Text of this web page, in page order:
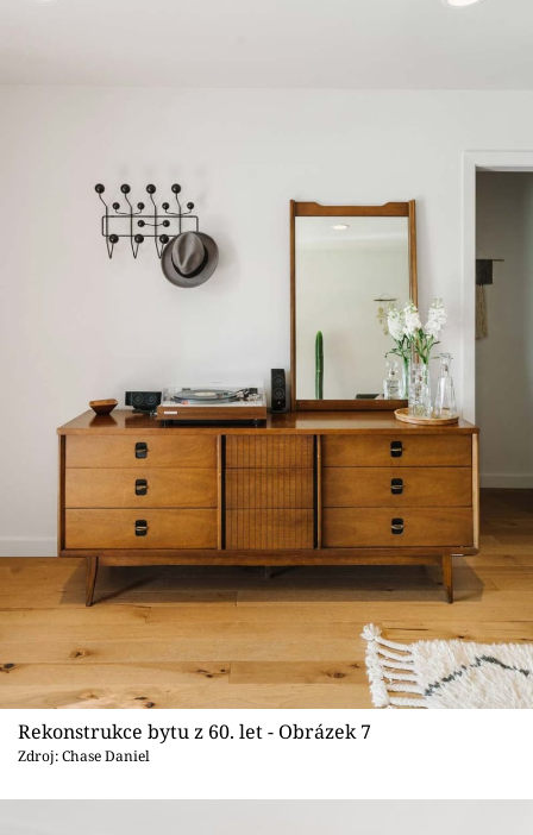
Rekonstrukce bytu z 60. let - Obrázek 7
Zdroj: Chase Daniel